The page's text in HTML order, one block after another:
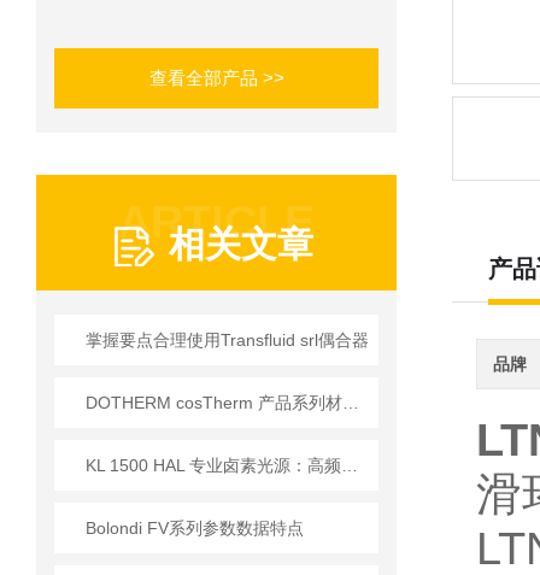
查看全部产品 >>
ARTICLE
相关文章
掌握要点合理使用Transfluid srl偶合器
Bolondi FV系列参数数据特点
产
品牌
滑